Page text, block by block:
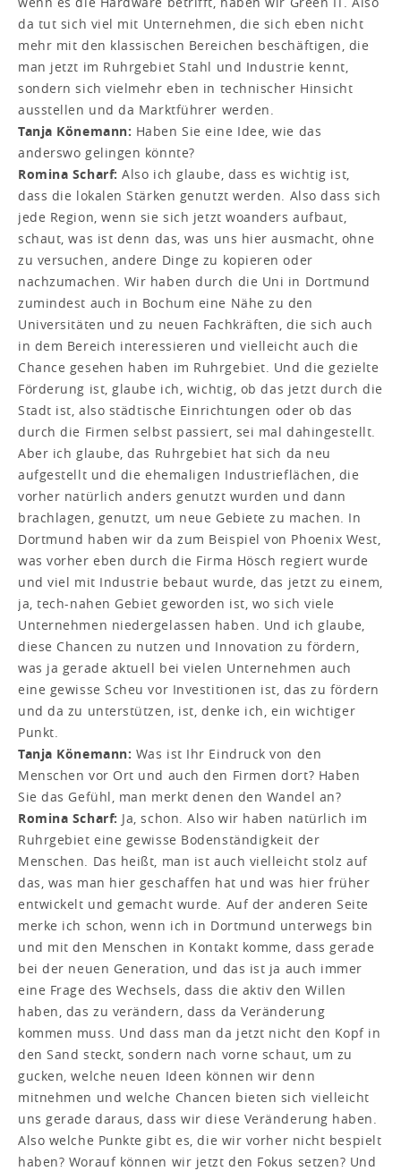
da tut sich viel mit Unternehmen, die sich eben nicht
mehr mit den klassischen Bereichen beschäftigen, die
man jetzt im Ruhrgebiet Stahl und Industrie kennt,
sondern sich vielmehr eben in technischer Hinsicht
ausstellen und da Marktführer werden.
Tanja Könemann: Haben Sie eine Idee, wie das
anderswo gelingen könnte?
Romina Scharf:Also ich glaube, dass es wichtig ist,
dass die lokalen Stärken genutzt werden. Also dass sich
jede Region, wenn sie sich jetzt woanders aufbaut,
schaut, was ist denn das, was uns hier ausmacht, ohne
zu versuchen, andere Dinge zu kopieren oder
nachzumachen. Wir haben durch die Uni in Dortmund
zumindest auch in Bochum eine Nähe zu den
Universitäten und zu neuen Fachkräften, die sich auch
in dem Bereich interessieren und vielleicht auch die
Chance gesehen haben im Ruhrgebiet. Und die gezielte
Förderung ist, glaube ich, wichtig, ob das jetzt durch die
Stadt ist, also städtische Einrichtungen oder ob das
durch die Firmen selbst passiert, sei mal dahingestellt.
Aber ich glaube, das Ruhrgebiet hat sich da neu
aufgestellt und die ehemaligen Industrieflächen, die
vorher natürlich anders genutzt wurden und dann
brachlagen, genutzt, um neue Gebiete zu machen. In
Dortmund haben wir da zum Beispiel von Phoenix West,
was vorher eben durch die Firma Hösch regiert wurde
und viel mit Industrie bebaut wurde, das jetzt zu einem,
ja, tech-nahen Gebiet geworden ist, wo sich viele
Unternehmen niedergelassen haben. Und ich glaube,
diese Chancen zu nutzen und Innovation zu fördern,
was ja gerade aktuell bei vielen Unternehmen auch
eine gewisse Scheu vor Investitionen ist, das zu fördern
und da zu unterstützen, ist, denke ich, ein wichtiger
Punkt.
Tanja Könemann: Was ist Ihr Eindruck von den
Menschen vor Ort und auch den Firmen dort? Haben
Sie das Gefühl, man merkt denen den Wandel an?
Romina Scharf: Ja, schon. Also wir haben natürlich im
Ruhrgebiet eine gewisse Bodenständigkeit der
Menschen. Das heißt, man ist auch vielleicht stolz auf
das, was man hier geschaffen hat und was hier früher
entwickelt und gemacht wurde. Auf der anderen Seite
merke ich schon, wenn ich in Dortmund unterwegs bin
und mit den Menschen in Kontakt komme, dass gerade
bei der neuen Generation, und das ist ja auch immer
eine Frage des Wechsels, dass die aktiv den Willen
haben, das zu verändern, dass da Veränderung
kommen muss. Und dass man da jetzt nicht den Kopf in
den Sand steckt, sondern nach vorne schaut, um zu
gucken, welche neuen Ideen können wir denn
mitnehmen und welche Chancen bieten sich vielleicht
uns gerade daraus, dass wir diese Veränderung haben.
Also welche Punkte gibt es, die wir vorher nicht bespielt
haben? Worauf können wir jetzt den Fokus setzen? Und